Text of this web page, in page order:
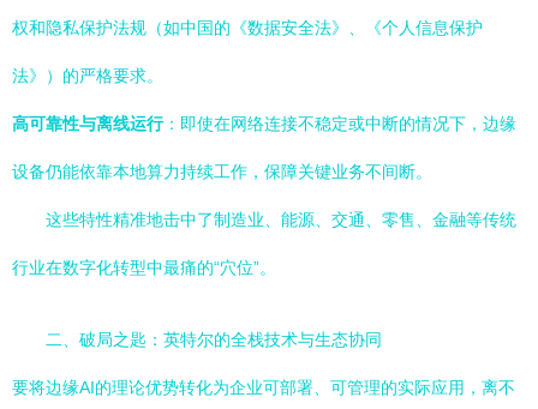
权和隐私保护法规（如中国的《数据安全法》、《个人信息保护
法》）的严格要求。
高可靠性与离线运行：即使在网络连接不稳定或中断的情况下，边缘
设备仍能依靠本地算力持续工作，保障关键业务不间断。
这些特性精准地击中了制造业、能源、交通、零售、金融等传统
行业在数字化转型中最痛的“穴位”。
二、破局之匙：英特尔的全栈技术与生态协同
要将边缘AI的理论优势转化为企业可部署、可管理的实际应用，离不